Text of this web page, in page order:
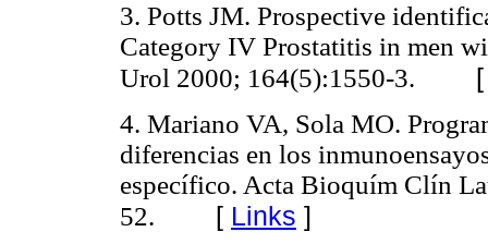
3. Potts JM. Prospective
Category IV Prostatitis in men
Urol 2000; 164(5):1550-3.
4. Mariano VA, Sola MO.
diferencias en los
específico. Acta Bioquím Clín
52. [ Links ]